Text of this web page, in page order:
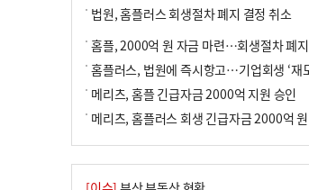
법원, 홈플러스 회생절차 폐지 결정 취소
메리츠, 홈플 긴급자금 2000억 지원 승인